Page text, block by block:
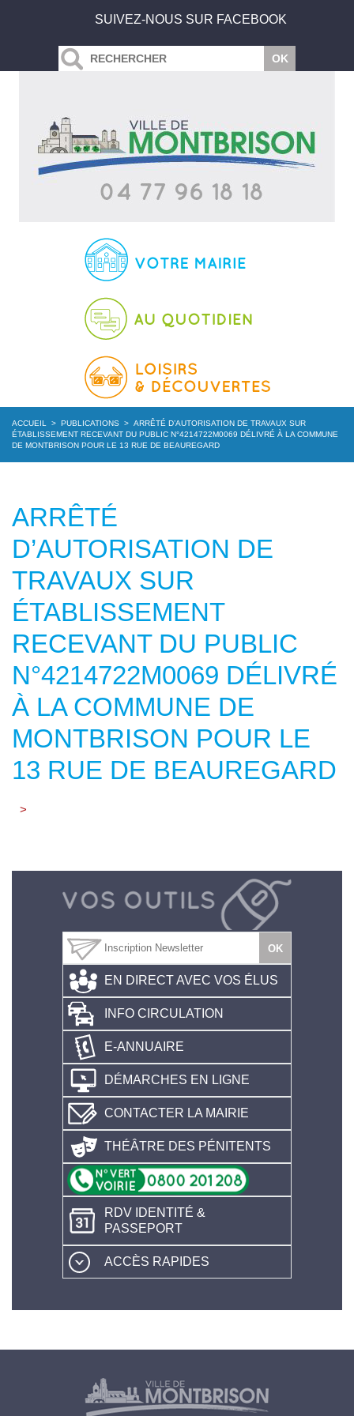
SUIVEZ-NOUS SUR FACEBOOK
ACCUEIL > PUBLICATIONS > ARRÊTÉ D’AUTORISATION DE TRAVAUX SUR
ÉTABLISSEMENT RECEVANT DU PUBLIC N°4214722M0069 DÉLIVRÉ À LA COMMUNE
DE MONTBRISON POUR LE 13 RUE DE BEAUREGARD
ARRÊTÉ
D’AUTORISATION DE
TRAVAUX SUR
ÉTABLISSEMENT
RECEVANT DU PUBLIC
N°4214722M0069 DÉLIVRÉ
À LA COMMUNE DE
MONTBRISON POUR LE
13 RUE DE BEAUREGARD
>
EN DIRECT AVEC VOS ÉLUS
INFO CIRCULATION
E-ANNUAIRE
DÉMARCHES EN LIGNE
CONTACTER LA MAIRIE
THÉÂTRE DES PÉNITENTS
RDV IDENTITÉ &
PASSEPORT
ACCÈS RAPIDES